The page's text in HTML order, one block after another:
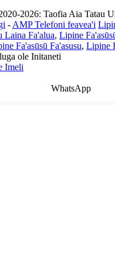
2026: Taofia Aia Tatau
- AMP Telefoni feavea'i
Laina Fa'alua, Lipine
Fa'asūsū Fa'asusu, Lipine
Imeli
WhatsApp